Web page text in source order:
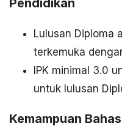
Pendidikan
Lulusan Diploma
terkemuka
IPK minimal 3.0
untuk lulusan
Kemampuan